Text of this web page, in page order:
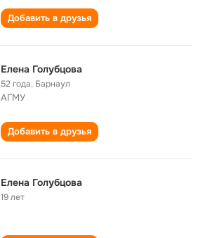
Добавить в друзья
Елена Голубцова
52 года, Барнаул
АГМУ
Добавить в друзья
Елена Голубцова
19 лет